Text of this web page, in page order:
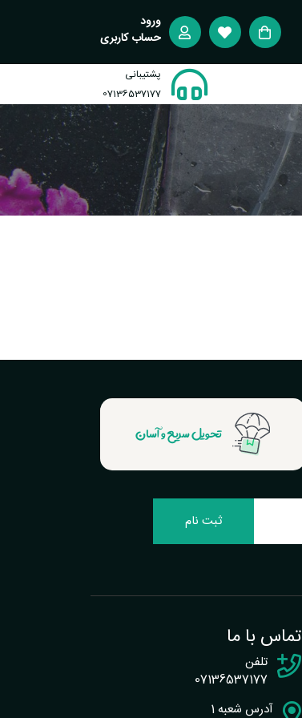
ورود
حساب کاربری
پشتیبانی
07136537177
تحویل سریع و آسان
ثبت نام
تماس با ما
تلفن
07136537177
آدرس شعبه 1